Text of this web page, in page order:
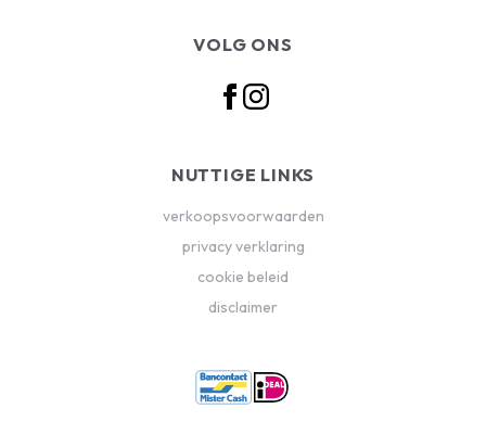
VOLG ONS
NUTTIGE LINKS
verkoopsvoorwaarden
privacy verklaring
cookie beleid
disclaimer